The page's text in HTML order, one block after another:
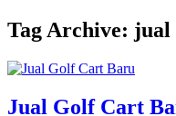
Tag Archive: jual
Jual Golf Cart